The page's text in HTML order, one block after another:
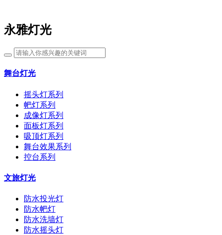
永雅灯光
舞台灯光
摇头灯系列
帊灯系列
成像灯系列
面板灯系列
吸顶灯系列
舞台效果系列
控台系列
文旅灯光
防水投光灯
防水帊灯
防水洗墙灯
防水摇头灯